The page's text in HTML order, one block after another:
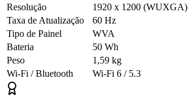
Resolução
1920 x 1200 (WUXGA)
Taxa de Atualização
60 Hz
Tipo de Painel
WVA
Bateria
50 Wh
Peso
1,59 kg
Wi-Fi / Bluetooth
Wi-Fi 6 / 5.3